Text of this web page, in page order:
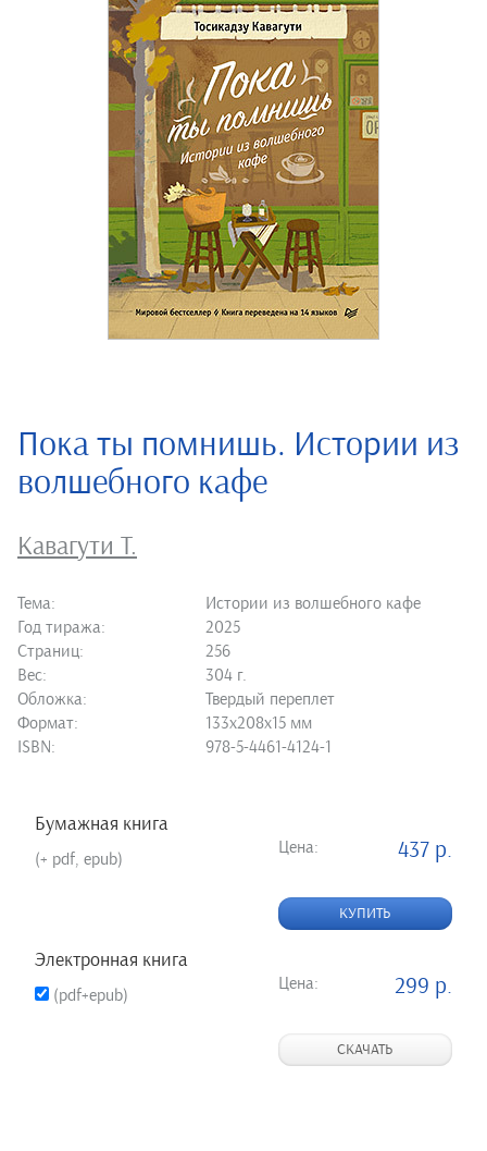
Пока ты помнишь. Истории из
волшебного кафе
Кавагути Т.
Тема:
Истории из волшебного кафе
Год тиража:
2025
Страниц:
256
Вес:
304 г.
Обложка:
Твердый переплет
Формат:
133х208х15 мм
ISBN:
978-5-4461-4124-1
Бумажная книга
(+ pdf, epub)
Цена: 437 р.
КУПИТЬ
Электронная книга
(pdf+epub)
Цена: 299 р.
СКАЧАТЬ